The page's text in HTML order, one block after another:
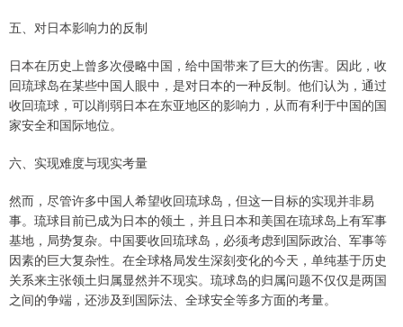
五、对日本影响力的反制
日本在历史上曾多次侵略中国，给中国带来了巨大的伤害。因此，收
回琉球岛在某些中国人眼中，是对日本的一种反制。他们认为，通过
收回琉球，可以削弱日本在东亚地区的影响力，从而有利于中国的国
家安全和国际地位。
六、实现难度与现实考量
然而，尽管许多中国人希望收回琉球岛，但这一目标的实现并非易
事。琉球目前已成为日本的领土，并且日本和美国在琉球岛上有军事
基地，局势复杂。中国要收回琉球岛，必须考虑到国际政治、军事等
因素的巨大复杂性。在全球格局发生深刻变化的今天，单纯基于历史
关系来主张领土归属显然并不现实。琉球岛的归属问题不仅仅是两国
之间的争端，还涉及到国际法、全球安全等多方面的考量。